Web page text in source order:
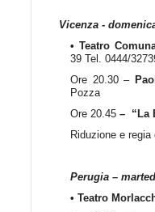
Vicenza - domenica
• Teatro
39 Tel. 0444/
Ore 20.30 –
Pozza
Ore 20.45 – “ La
Riduzione e
Perugia –
• Teatro